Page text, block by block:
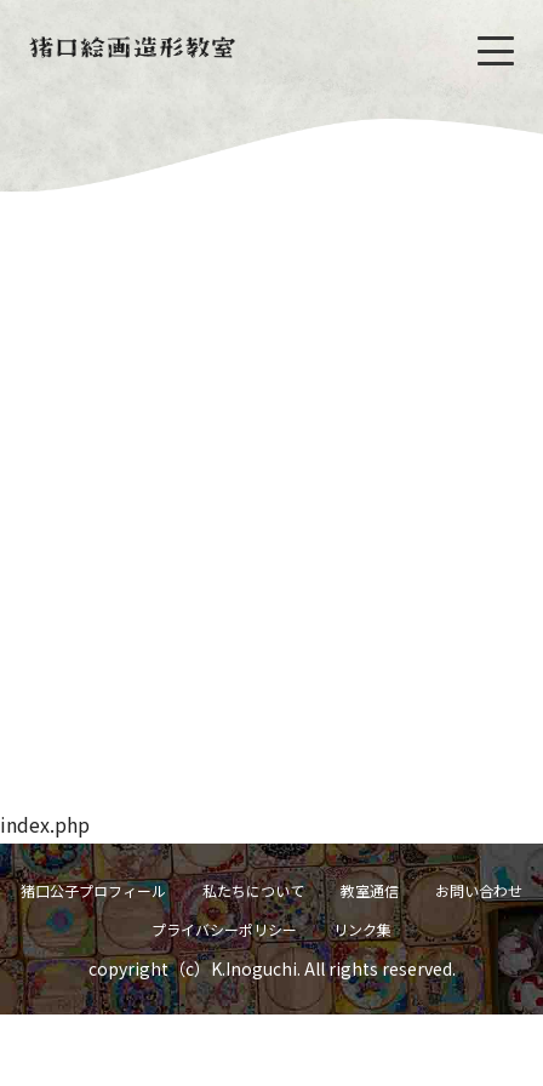
index.php
猪口公子プロフィール 私たちについて 教室通信
お問い合わせ
プライバシーポリシー
リンク集
copyright（c）K.Inoguchi. All rights reserved.